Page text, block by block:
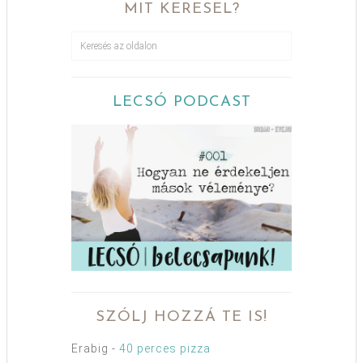
MIT KERESEL?
LECSÓ PODCAST
SZÓLJ HOZZÁ TE IS!
Erabig - 40 perces pizza